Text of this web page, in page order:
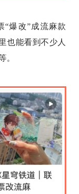
“爆改”成流麻款
也能看到不少人
。